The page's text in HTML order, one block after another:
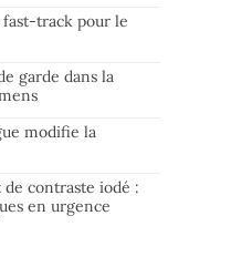
fast-track pour le
garde dans la
modifie la
contraste iodé :
en urgence